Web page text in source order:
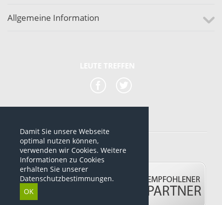
Allgemeine Information
*alle Preise sind netto Preise
© 2012-2026 www.dropshipping-marktplatz.de
Damit Sie unsere Webseite
optimal nutzen können,
verwenden wir Cookies. Weitere
Informationen zu Cookies
erhalten Sie unserer
Datenschutzbestimmungen.
OK